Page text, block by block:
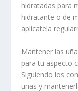
hidratadas para
hidratante o de
aplícatela
Mantener las
para tu aspecto
Siguiendo los
uñas y